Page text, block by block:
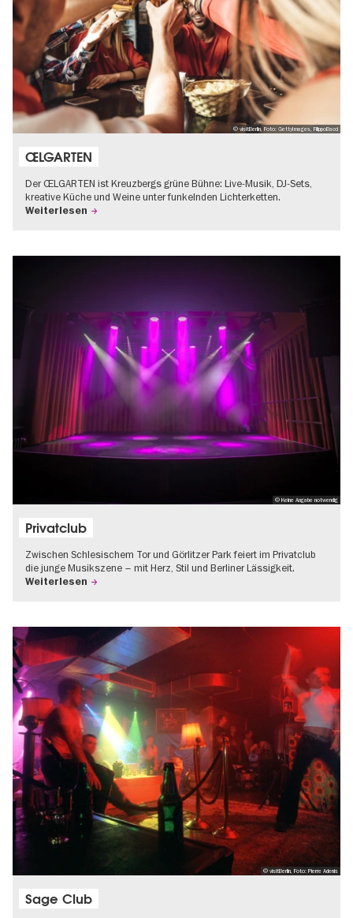
© visitBerlin, Foto: GettyImages, FilippoBacci
ŒLGARTEN
Der ŒLGARTEN ist Kreuzbergs grüne Bühne: Live-Musik, DJ-Sets,
kreative Küche und Weine unter funkelnden Lichterketten.
Weiterlesen
© Keine Angabe notwendig
Privatclub
Zwischen Schlesischem Tor und Görlitzer Park feiert im Privatclub
die junge Musikszene – mit Herz, Stil und Berliner Lässigkeit.
Weiterlesen
© visitBerlin, Foto: Pierre Adenis
Sage Club